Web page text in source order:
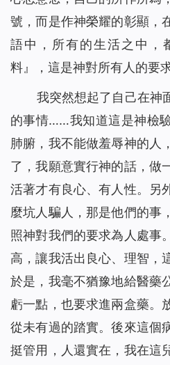
號，而是作神榮耀的彰顯，
語中，所有的生活之中，
料』，這是神對所有人的要求
我突然想起了自己在神
的事情……我知道這是神檢
肺腑，我不能做羞辱神的人
了，我願意實行神的話，做
活著才有良心、有人性。另
麼坑人騙人，那是他們的事
照神對我們的要求為人處事
高，讓我活出良心、理智，
於是，我毫不猶豫地給醫藥
虧一點，也要求進兩盒藥。
從未有過的踏實。後來這個
挺管用，人還實在，我在這